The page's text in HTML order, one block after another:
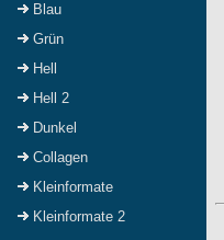
Blau
Grün
Hell
Hell 2
Dunkel
Collagen
Kleinformate
Kleinformate 2